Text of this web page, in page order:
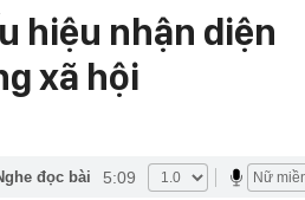
hiệu nhận diện
xã hội
đọc bài 5:09